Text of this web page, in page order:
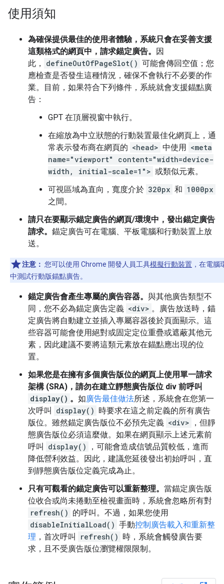
使用須知
為確保提供最佳的使用者體驗，系統只會在妥善支援
這類格式的網頁中，請求錨定廣告。 因
此，
defineOutOfPageSlot() 可能會傳回空值；您
應檢查是否發生這種情況，確保不會執行不必要的作
業。目前，如果符合下列條件，系統就會支援錨點廣
告：
GPT 在頂層視窗中執行。
在縮放為中立狀態的行動裝置最佳化網頁上，通
常表示發布商在網頁的 <head> 中使用 <meta
name="viewport" content="width=device-
width, initial-scale=1"> 或類似元素。
可視區域為直向，寬度介於 320px 和 1000px
之間。
請只在要顯示錨定廣告的網頁/環境中，發出錨定廣告
請求。 錨定廣告可在電腦、平板電腦和行動裝置上放
送。
注意： 您可以使用 Chrome 開發人員工具模擬行動裝置 ，在電腦
中測試行動版錨點廣告。
錨定廣告會產生專屬的廣告容器。 與其他廣告類型不
同，您不必為錨定廣告定義 <div> 。廣告放送時，錨
定廣告將自動建立並插入專屬容器後於頁面顯示。這
些容器可能會使用絕對或固定定位重疊或遮蔽其他元
素，因此建議不要將這類元素放在錨點應出現的位
置。
如果您是在擁有多個廣告版位的網頁上使用單一請求
架構 (SRA)，請勿在建立靜態廣告版位 div 前呼叫
display() 。 如廣告最佳做法所述，系統會在您第一
次呼叫
display() 時要求在這之前定義的所有廣告
版位。雖然錨定廣告版位不必預先定義 <div>
，但靜
態廣告版位必須這麼做。如果在網頁顯示上述元素前
呼叫
display()
，可能會造成信號品質較低，進而
降低營利效益。因此，建議您延後發出初始呼叫，直
到靜態廣告版位定義完成為止。
只有可觀看的錨定廣告可以重新整理。 當錨定廣告版
位收合或尚未捲動至檢視畫面時，系統會忽略所有對
refresh() 的呼叫。不過，如果您使用
disableInitialLoad() 手動控制廣告載入和重新整
理 ，首次呼叫 refresh() 時，系統會觸發廣告要
求，且不受廣告版位瀏覽權限限制。